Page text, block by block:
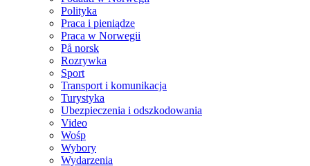
Polityka
Praca i pieniądze
Praca w Norwegii
På norsk
Rozrywka
Sport
Transport i komunikacja
Turystyka
Ubezpieczenia i odszkodowania
Video
Wośp
Wybory
Wydarzenia